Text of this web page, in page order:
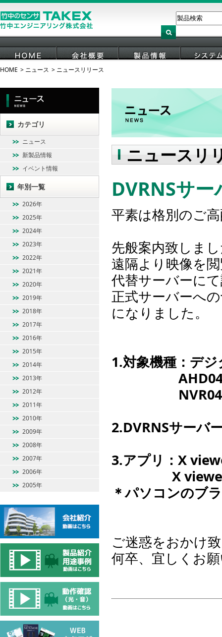
HOME 会社概要
HOME ニュース ニュースリリース
ニュースリ
DVRNSサ
平素は格別のご
先般案内致しま
遠隔より映像を
代替サーバーに
正式サーバーへ
になりました。
1.対象機種：デ
AHD04S-
NVR04S-
2.DVRNSサー
3.アプリ：X
X viewer
＊パソコンのブ
ご迷惑をおかけ
何卒、宜しくお
カテゴリ
ニュース
新製品情報
イベント情報
年別一覧
2026年
2025年
2024年
2023年
2022年
2021年
2020年
2019年
2018年
2017年
2016年
2015年
2014年
2013年
2012年
2011年
2010年
2009年
2008年
2007年
2006年
2005年